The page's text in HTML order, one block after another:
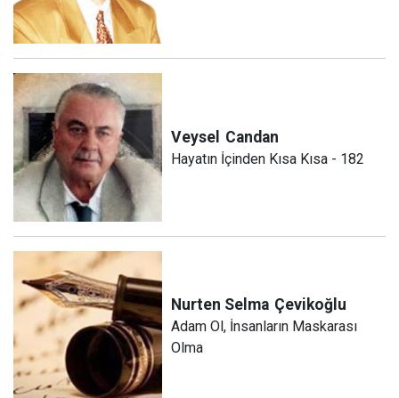
Veysel Candan
Hayatın İçinden Kısa Kısa - 182
Nurten Selma Çevikoğlu
Adam Ol, İnsanların Maskarası
Olma